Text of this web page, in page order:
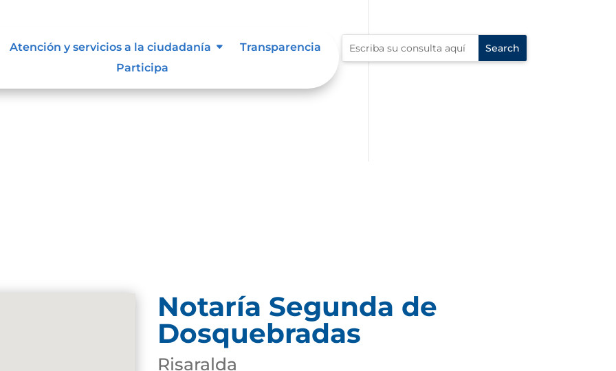
Atención y servicios a la ciudadanía
Transparencia
Participa
Try refining your search, or use the navigation
Notaría Segunda de
Dosquebradas
Risaralda